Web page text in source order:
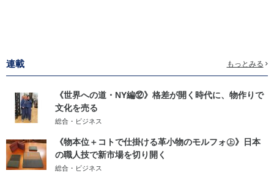
連載 もっとみる
《世界への道・NY編⑫》格差が開く時代に、物作りで
文化を売る
総合・ビジネス
《物本位＋コトで仕掛ける革小物のモルフォ㊤》日本
の職人技で新市場を切り開く
総合・ビジネス